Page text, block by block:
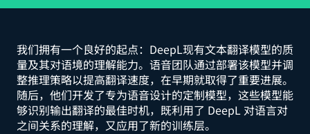
我们拥有一个良好的起点：DeepL现有文本翻译模型的质
量及其对语境的理解能力。语音团队通过部署该模型并调
整推理策略以提高翻译速度，在早期就取得了重要进展。
随后，他们开发了专为语音设计的定制模型，这些模型能
够识别输出翻译的最佳时机，既利用了 DeepL 对语言对
之间关系的理解，又应用了新的训练层。